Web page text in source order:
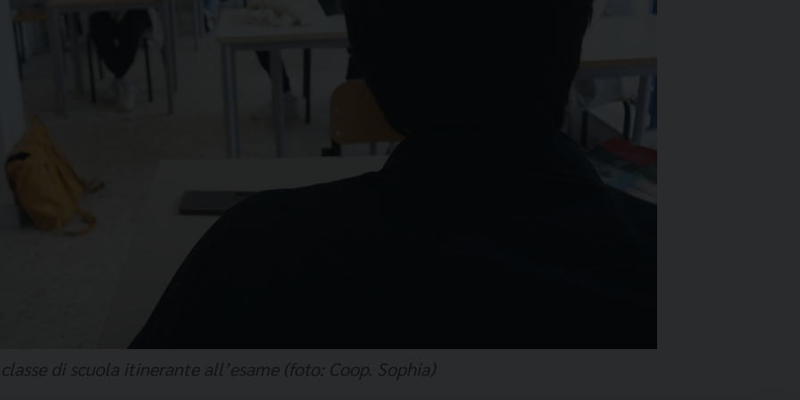
di scuola itinerante all’esame (foto: Coop. Sophia)